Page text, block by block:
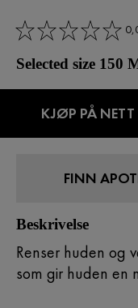
Selected size 150
KJØP PÅ NETT
FINN
Beskrivelse
Renser huden og
som gir huden en